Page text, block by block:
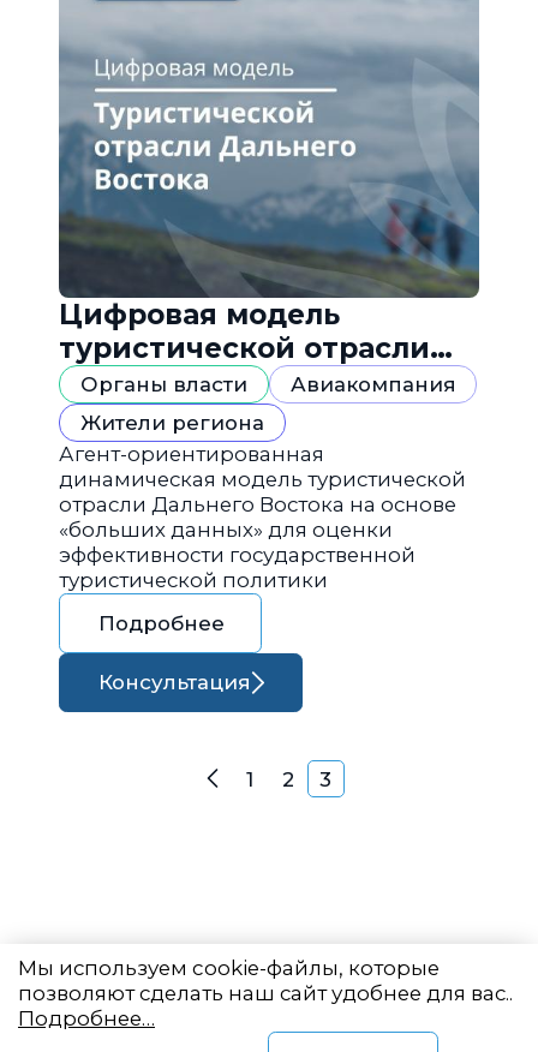
Цифровая модель
туристической отрасли
Дальнего Востока
Органы власти
Авиакомпания
Жители региона
Агент-ориентированная
динамическая модель туристической
отрасли Дальнего Востока на основе
«больших данных» для оценки
эффективности государственной
туристической политики
Подробнее
Консультация
Навигация по
Назад
1 2 3
Мы используем cookie-файлы, которые
позволяют сделать наш сайт удобнее для вас..
Подробнее…